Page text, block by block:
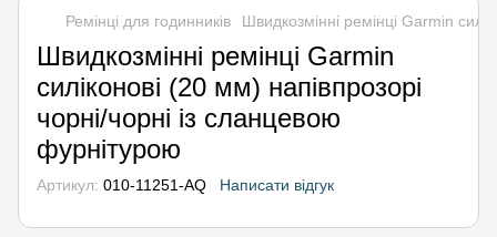
Ремінці для годинників Швидкозмінні ремінці Garmin
Швидкозмінні ремінці Garmin
силіконові (20 мм) напівпрозорі
чорні/чорні із сланцевою
фурнітурою
Артикул: 010-11251-AQ Написати відгук